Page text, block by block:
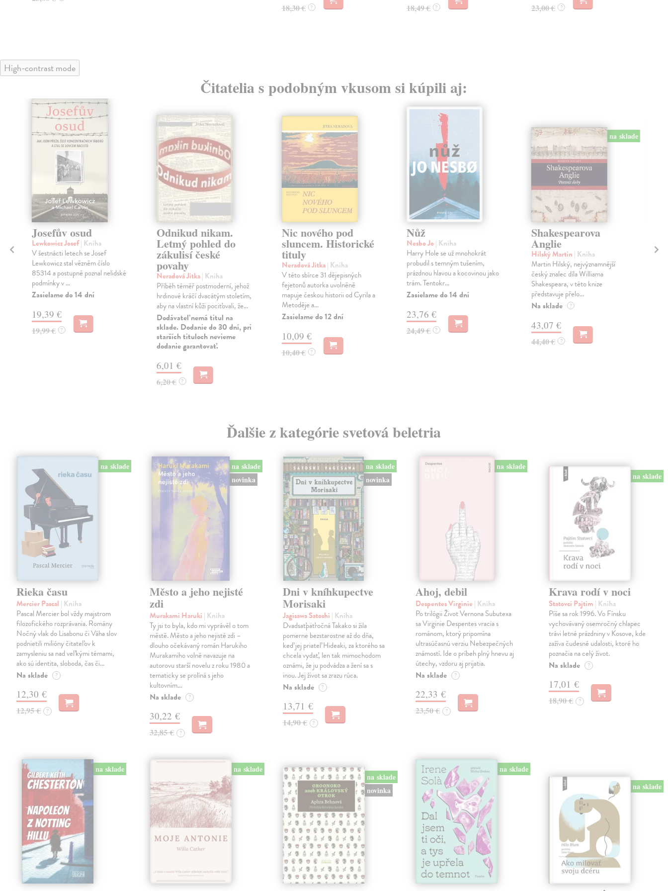
18,30 € ? 18,49 € ? 23,00 € ?
High-contrast mode
Čitatelia s podobným vkusom si kúpili aj:
Josefův osud
Lewkowicz Josef| Kniha
V šestnácti letech se Josef
Lewkowicz stal vězněm číslo
85314 a postupně poznal nelidské
podmínky v ...
Zasielame do 14 dní
19,39 €
19,99 € ?
Odnikud nikam.
Letmý pohled do
zákulisí české
povahy
Neradová Jitka| Kniha
Příběh téměř postmoderní, jehož
hrdinové kráčí dvacátým stoletím,
aby na vlastní kůži pociťovali, že...
Dodávateľ nemá titul na
sklade. Dodanie do 30 dní, pri
starších tituloch nevieme
dodanie garantovať.
6,01 €
6,20 € ?
Nic nového pod
sluncem. Historické
tituly
Neradová Jitka| Kniha
V této sbírce 31 dějepisných
fejetonů autorka uvolněně
mapuje českou historii od Cyrila a
Metoděje a...
Zasielame do 12 dní
10,09 €
10,40 € ?
Nůž
Nesbo Jo| Kniha
Harry Hole se už mnohokrát
probudil s temným tušením,
prázdnou hlavou a kocovinou jako
trám. Tentokr...
Zasielame do 14 dní
23,76 €
24,49 € ?
na sklade
Shakespearova
Anglie
Hilský Martin | Kniha
Martin Hilský, nejvýznamnější
český znalec díla Williama
Shakespeara, v této knize
představuje přelo...
Na sklade ?
43,07 €
44,40 € ?
Ďalšie z kategórie svetová beletria
na sklade
Rieka času
Mercier Pascal | Kniha
Pascal Mercier bol vždy majstrom
filozofického rozprávania. Romány
Nočný vlak do Lisabonu či Váha slov
podnietili milióny čitateľov k
zamysleniu sa nad veľkými témami,
ako sú identita, sloboda, čas či…
Na sklade ?
12,30 €
12,95 € ?
na sklade
novinka
Město a jeho nejisté
zdi
Murakami Haruki | Kniha
Ty jsi to byla, kdo mi vyprávěl o tom
městě. Město a jeho nejisté zdi –
dlouho očekávaný román Harukiho
Murakamiho volně navazuje na
autorovu starší novelu z roku 1980 a
tematicky se prolíná s jeho
kultovním…
Na sklade ?
30,22 €
32,85 € ?
na sklade
novinka
Dni v kníhkupectve
Morisaki
Jagisawa Satoshi | Kniha
Dvadsaťpäťročná Takako si žila
pomerne bezstarostne až do dňa,
keď jej priateľ Hideaki, za ktorého sa
chcela vydať, len tak mimochodom
oznámi, že ju podvádza a žení sa s
inou. Jej život sa zrazu rúca.
Na sklade ?
13,71 €
14,90 € ?
na sklade
Ahoj, debil
Despentes Virginie | Kniha
Po trilógii Život Vernona Subutexa
sa Virginie Despentes vracia s
románom, ktorý pripomína
ultrasúčasnú verziu Nebezpečných
známostí. Ide o príbeh plný hnevu aj
útechy, vzdoru aj prijatia.
Na sklade ?
22,33 €
23,50 € ?
na sklade
Krava rodí v noci
Statovci Pajtim | Kniha
Píše sa rok 1996. Vo Fínsku
vychovávaný osemročný chlapec
trávi letné prázdniny v Kosove, kde
zažíva čudesné udalosti, ktoré ho
poznačia na celý život.
Na sklade ?
17,01 €
18,90 € ?
na sklade na sklade
na sklade
novinka
na sklade
na sklade